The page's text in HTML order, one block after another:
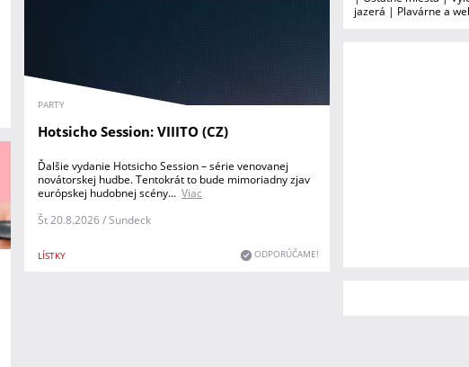
PARTY
Hotsicho Session: VIIITO (CZ)
LÍSTKY
Ďalšie vydanie Hotsicho Session – série venovanej
novátorskej hudbe. Tentokrát to bude mimoriadny zjav
európskej hudobnej scény... Viac
Št 20.8.2026 / Sundeck
ODPORÚČAME!
jazerá | Plavárne a